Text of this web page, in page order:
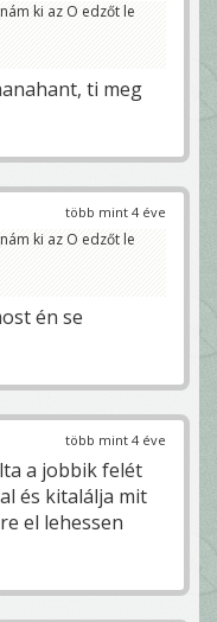
ki az O edzőt le
ti meg
több mint 4 éve
ki az O edzőt le
én se
több mint 4 éve
a jobbik felét
és kitalálja mit
el lehessen